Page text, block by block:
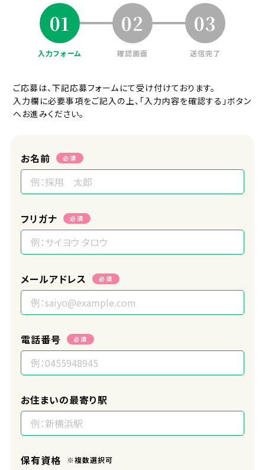
ご応募⇒一次面接(オンライン可)⇒二
次面接⇒内定
面接地
受付担当者
URL
https://efila.co.jp/recruit_top/
01
入力フォーム
02
確認画面
03
送信完了
ご応募は、下記応募フォームにて受け付けております。
入力欄に必要事項をご記入の上、「入力内容を確認する」ボタン
へお進みください。
お名前 必須
フリガナ 必須
メールアドレス 必須
電話番号 必須
お住まいの最寄り駅
保有資格 ※複数選択可